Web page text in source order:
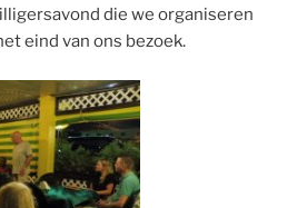
die we organiseren
eind van ons bezoek.